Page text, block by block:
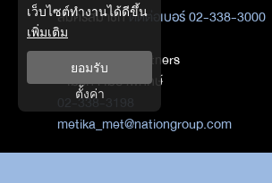
สมัครสมาชิกติดต่อเบอร์ 02-338-3000
ติดต่อ Media Partners
- เมธิกา เมธาพิทักษ์
02-338-3198
metika_met@nationgroup.com
เว็บไซต์ทำงานได้ดีขึ้น
เพิ่มเติม
ยอมรับ
ตั้งค่า